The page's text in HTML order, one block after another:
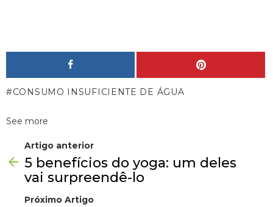
CONSUMO INSUFICIENTE DE ÁGUA
See more
Artigo anterior
5 benefícios do yoga: um deles
vai surpreendê-lo
Próximo Artigo